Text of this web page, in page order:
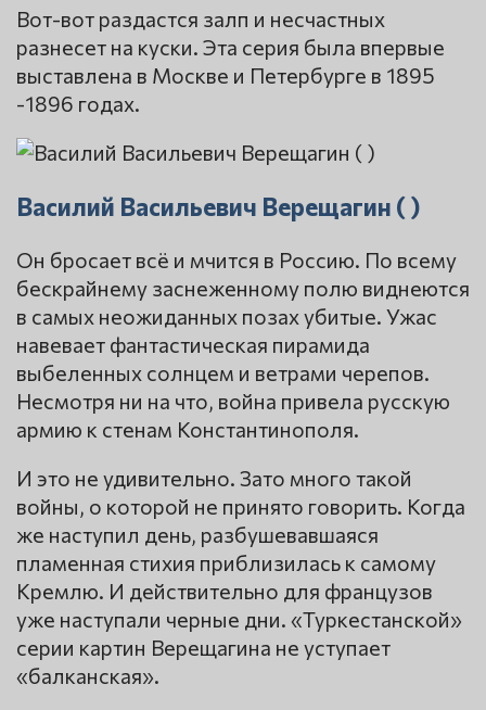
Вот-вот раздастся залп и несчастных
разнесет на куски. Эта серия была впервые
выставлена в Москве и Петербурге в 1895
-1896 годах.
Василий Васильевич Верещагин ( )
Он бросает всё и мчится в Россию. По всему
бескрайнему заснеженному полю виднеются
в самых неожиданных позах убитые. Ужас
навевает фантастическая пирамида
выбеленных солнцем и ветрами черепов.
Несмотря ни на что, война привела русскую
армию к стенам Константинополя.
И это не удивительно. Зато много такой
войны, о которой не принято говорить. Когда
же наступил день, разбушевавшаяся
пламенная стихия приблизилась к самому
Кремлю. И действительно для французов
уже наступали черные дни. «Туркестанской»
серии картин Верещагина не уступает
«балканская».